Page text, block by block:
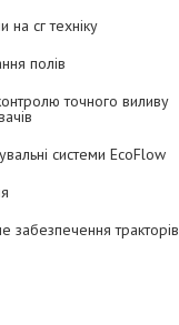
на сг техніку
полів
точного виливу
системи EcoFlow
забезпечення тракторів